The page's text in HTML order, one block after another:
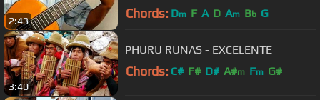
2:43 Chords: Dm F A D Am Bb G
3:40
PHURU RUNAS - EXCELENTE
Chords: C# F# D# A#m Fm G#